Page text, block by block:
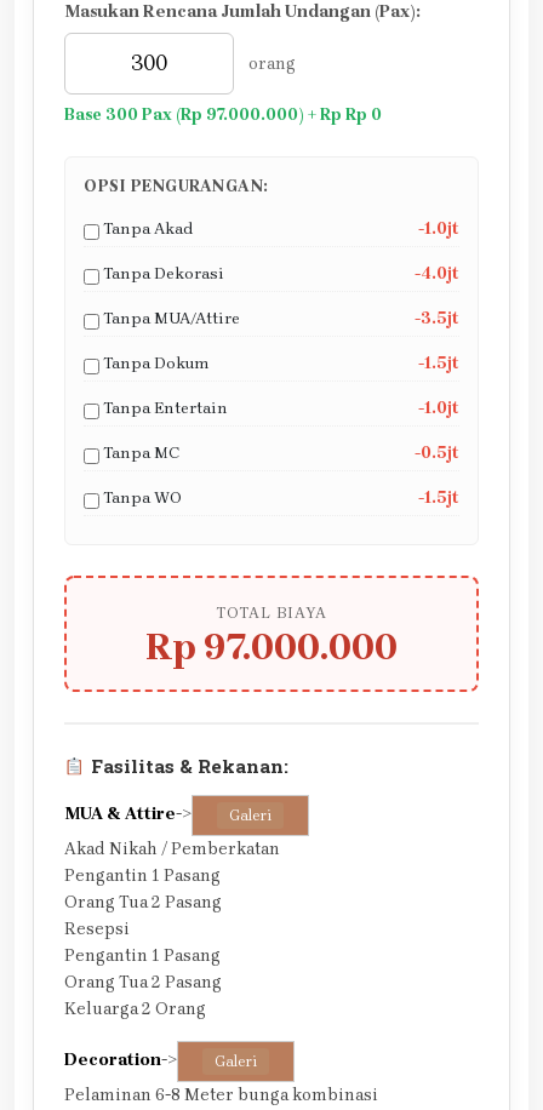
Masukan Rencana Jumlah Undangan (Pax):
orang
Base 300 Pax (Rp 97.000.000) + Rp Rp 0
OPSI PENGURANGAN:
Tanpa Akad -1.0jt
Tanpa Dekorasi -4.0jt
Tanpa MUA/Attire -3.5jt
Tanpa Dokum -1.5jt
Tanpa Entertain -1.0jt
Tanpa MC -0.5jt
Tanpa WO -1.5jt
TOTAL BIAYA
Rp 97.000.000
Fasilitas & Rekanan:
MUA & Attire-> Galeri
Akad Nikah / Pemberkatan
Pengantin 1 Pasang
Orang Tua 2 Pasang
Resepsi
Pengantin 1 Pasang
Orang Tua 2 Pasang
Keluarga 2 Orang
Decoration-> Galeri
Pelaminan 6-8 Meter bunga kombinasi